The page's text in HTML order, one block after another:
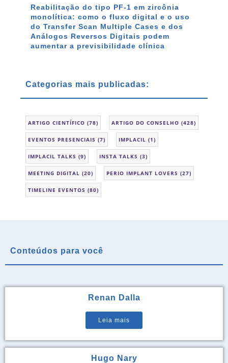
Reabilitação do tipo PF-1 em zircônia
monolítica: como o fluxo digital e o uso
do Transfer Scan Multiple Cases e dos
Análogos Reversos Digitais podem
aumentar a previsibilidade clínica
Categorias mais publicadas:
ARTIGO CIENTÍFICO (78) ARTIGO DO CONSELHO (428)
EVENTOS PRESENCIAIS (7) IMPLACIL (1)
IMPLACIL TALKS (9) INSTA TALKS (3)
MEETING DIGITAL (20) PERIO IMPLANT LOVERS (27)
TIMELINE EVENTOS (80)
Conteúdos para você
Renan Dalla
Leia mais
Hugo Nary